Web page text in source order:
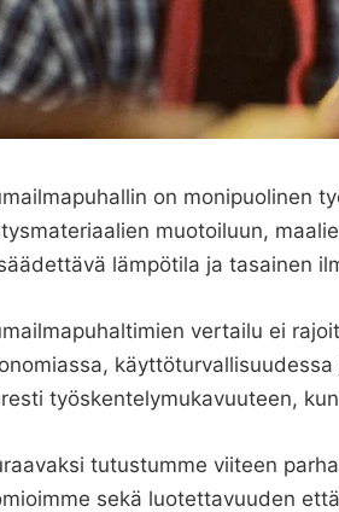
on monipuolinen
muotoiluun,
lämpötila ja tasainen
vertailu ei
työskentelymukavuuteen,
tutustumme viiteen
sekä luotettavuuden